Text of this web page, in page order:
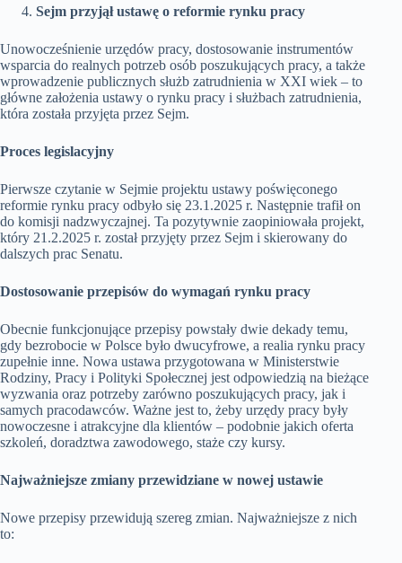
Sejm przyjął ustawę o reformie rynku pracy
Unowocześnienie urzędów pracy, dostosowanie instrumentów
wsparcia do realnych potrzeb osób poszukujących pracy, a także
wprowadzenie publicznych służb zatrudnienia w XXI wiek – to
główne założenia ustawy o rynku pracy i służbach zatrudnienia,
która została przyjęta przez Sejm.
Proces legislacyjny
Pierwsze czytanie w Sejmie projektu ustawy poświęconego
reformie rynku pracy odbyło się 23.1.2025 r. Następnie trafił on
do komisji nadzwyczajnej. Ta pozytywnie zaopiniowała projekt,
który 21.2.2025 r. został przyjęty przez Sejm i skierowany do
dalszych prac Senatu.
Dostosowanie przepisów do wymagań rynku pracy
Obecnie funkcjonujące przepisy powstały dwie dekady temu,
gdy bezrobocie w Polsce było dwucyfrowe, a realia rynku pracy
zupełnie inne. Nowa ustawa przygotowana w Ministerstwie
Rodziny, Pracy i Polityki Społecznej jest odpowiedzią na bieżące
wyzwania oraz potrzeby zarówno poszukujących pracy, jak i
samych pracodawców. Ważne jest to, żeby urzędy pracy były
nowoczesne i atrakcyjne dla klientów – podobnie jakich oferta
szkoleń, doradztwa zawodowego, staże czy kursy.
Najważniejsze zmiany przewidziane w nowej ustawie
Nowe przepisy przewidują szereg zmian. Najważniejsze z nich
to: